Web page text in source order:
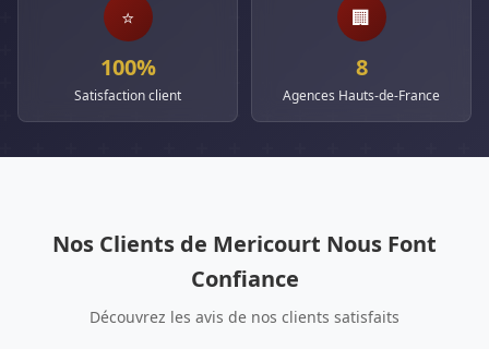
⭐
100%
Satisfaction client
🏢
8
Agences Hauts-de-France
Nos Clients de Mericourt Nous Font
Confiance
Découvrez les avis de nos clients satisfaits